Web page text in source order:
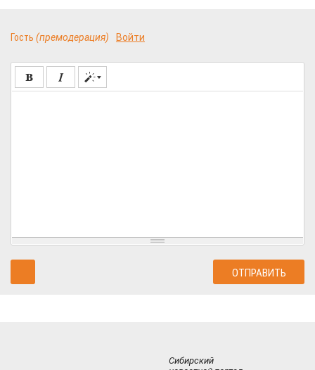
Гость (премодерация) Войти
Сибирский